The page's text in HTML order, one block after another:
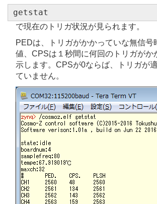
getstat
で現在のトリガ状況が見られます。
PEDは、トリガがかかっていな無信号
値、CPSは１秒間に何回のトリガがか
示します。CPSが0ならば、トリガが
ていません。